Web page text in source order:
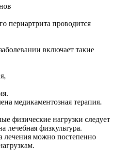
периартрита проводится
включает такие
медикаментозная терапия.
физические нагрузки следует
лечебная физкультура.
лечения можно постепенно